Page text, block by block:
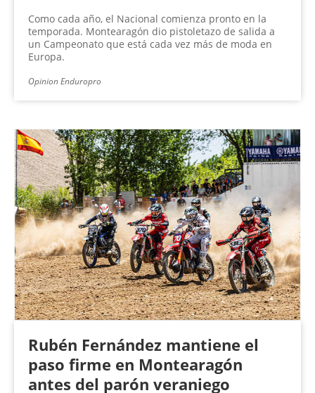
Como cada año, el Nacional comienza pronto en la
temporada. Montearagón dio pistoletazo de salida a
un Campeonato que está cada vez más de moda en
Europa.
Opinion Enduropro
Rubén Fernández mantiene el
paso firme en Montearagón
antes del parón veraniego